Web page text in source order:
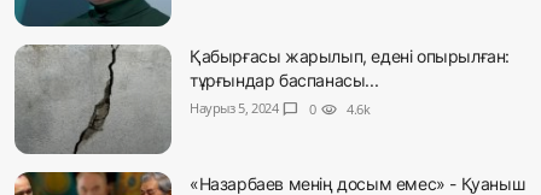
Қабырғасы жарылып, едені опырылған:
тұрғындар баспанасы...
Наурыз 5, 2024 chat_bubble 0 visibility 4.6k
«Назарбаев менің досым емес» - Қуаныш